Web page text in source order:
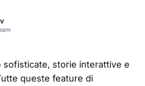
sofisticate, storie interattive e
queste feature di